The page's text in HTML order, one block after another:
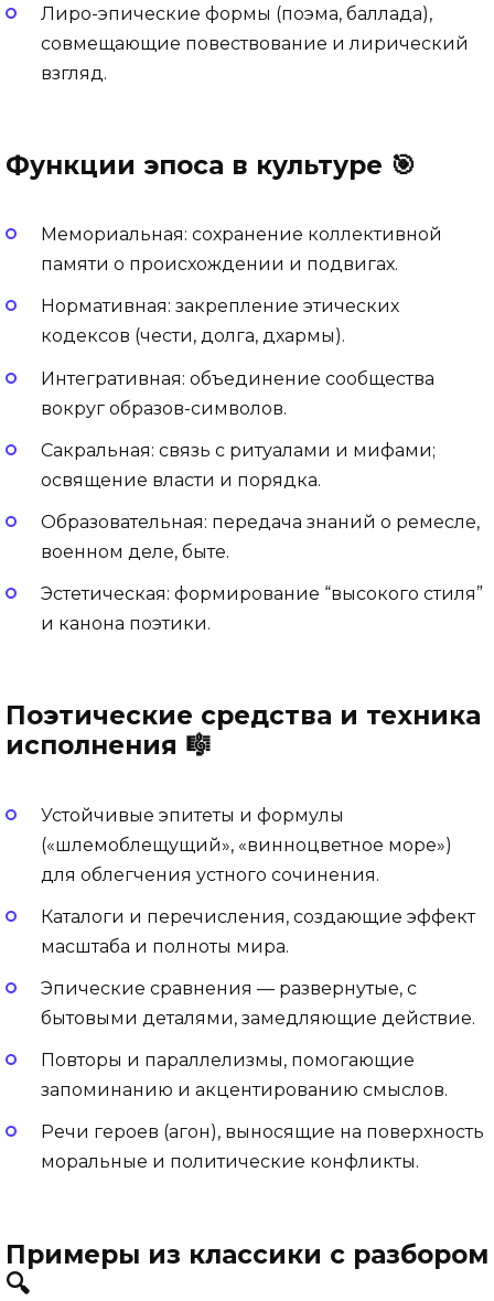
Лиро-эпические формы (поэма, баллада),
совмещающие повествование и лирический
взгляд.
Функции эпоса в культуре 🎯
Мемориальная: сохранение коллективной
памяти о происхождении и подвигах.
Нормативная: закрепление этических
кодексов (чести, долга, дхармы).
Интегративная: объединение сообщества
вокруг образов-символов.
Сакральная: связь с ритуалами и мифами;
освящение власти и порядка.
Образовательная: передача знаний о ремесле,
военном деле, быте.
Эстетическая: формирование “высокого стиля”
и канона поэтики.
Поэтические средства и техника
исполнения 🎼
Устойчивые эпитеты и формулы
(«шлемоблещущий», «винноцветное море»)
для облегчения устного сочинения.
Каталоги и перечисления, создающие эффект
масштаба и полноты мира.
Эпические сравнения — развернутые, с
бытовыми деталями, замедляющие действие.
Повторы и параллелизмы, помогающие
запоминанию и акцентированию смыслов.
Речи героев (агон), выносящие на поверхность
моральные и политические конфликты.
Примеры из классики с разбором
🔍